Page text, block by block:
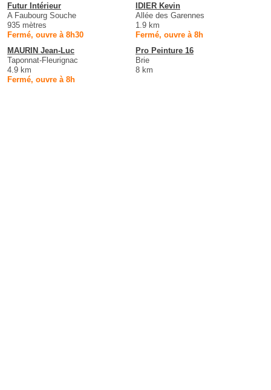
Futur Intérieur
A Faubourg Souche
935 mètres
Fermé, ouvre à 8h30
IDIER Kevin
Allée des Garennes
1.9 km
Fermé, ouvre à 8h
MAURIN Jean-Luc
Taponnat-Fleurignac
4.9 km
Fermé, ouvre à 8h
Pro Peinture 16
Brie
8 km